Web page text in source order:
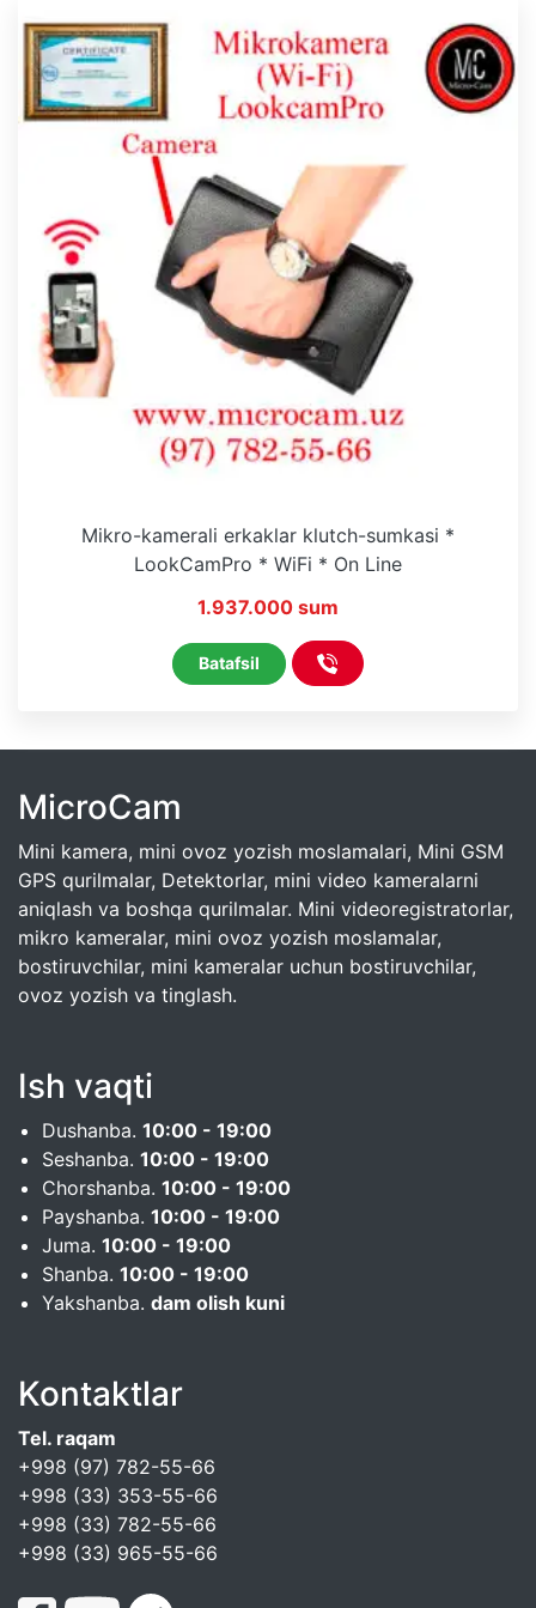
Mikro-kamerali erkaklar klutch-sumkasi *
LookCamPro * WiFi * On Line
1.937.000 sum
Batafsil
MicroCam
Mini kamera, mini ovoz yozish moslamalari, Mini GSM
GPS qurilmalar, Detektorlar, mini video kameralarni
aniqlash va boshqa qurilmalar. Mini videoregistratorlar,
mikro kameralar, mini ovoz yozish moslamalar,
bostiruvchilar, mini kameralar uchun bostiruvchilar,
ovoz yozish va tinglash.
Ish vaqti
Dushanba. 10:00 - 19:00
Seshanba. 10:00 - 19:00
Chorshanba. 10:00 - 19:00
Payshanba. 10:00 - 19:00
Juma. 10:00 - 19:00
Shanba. 10:00 - 19:00
Yakshanba. dam olish kuni
Kontaktlar
Tel. raqam
+998 (97) 782-55-66
+998 (33) 353-55-66
+998 (33) 782-55-66
+998 (33) 965-55-66